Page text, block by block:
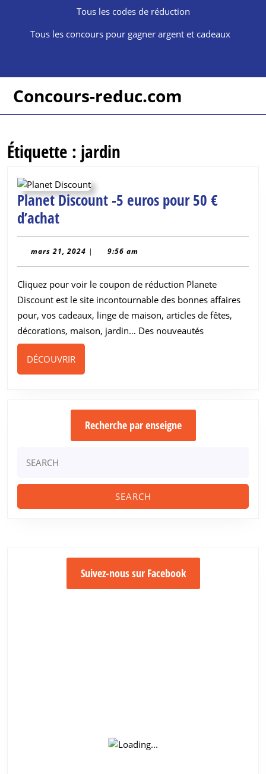
Tous les codes de réduction
Tous les concours pour gagner argent et cadeaux
Concours-reduc.com
Étiquette : jardin
Planet Discount -5 euros pour 50 €
d’achatPlanet
Discount
-5
euros
pour
50
€
d’achat
mars 21, 2024 mars
| 9:56 am
Cliquez pour voir le coupon de réduction Planete
Discount est le site incontournable des bonnes affaires
pour, vos cadeaux, linge de maison, articles de fêtes,
décorations, maison, jardin… Des nouveautés
DÉCOUVRIRDÉCOUVRIR
Recherche par enseigne
for:
Suivez-nous sur Facebook